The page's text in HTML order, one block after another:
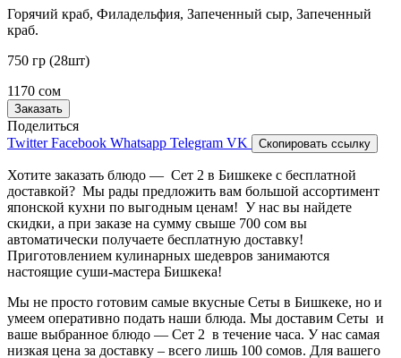
Горячий краб, Филадельфия, Запеченный сыр, Запеченный
краб.
750 гр (28шт)
1170 сом
Заказать
Поделиться
Twitter Facebook Whatsapp Telegram VK Скопировать ссылку
Хотите заказать блюдо — Сет 2 в Бишкеке с бесплатной
доставкой? Мы рады предложить вам большой ассортимент
японской кухни по выгодным ценам! У нас вы найдете
скидки, а при заказе на сумму свыше 700 сом вы
автоматически получаете бесплатную доставку!
Приготовлением кулинарных шедевров занимаются
настоящие суши-мастера Бишкека!
Мы не просто готовим самые вкусные Сеты в Бишкеке, но и
умеем оперативно подать наши блюда. Мы доставим Сеты и
ваше выбранное блюдо — Сет 2 в течение часа. У нас самая
низкая цена за доставку – всего лишь 100 сомов. Для вашего